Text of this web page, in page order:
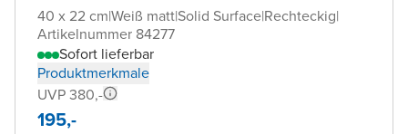
40 x 22 cm|Weiß matt|Solid Surface|Rechteckig|
Artikelnummer 84277
Sofort lieferbar
Produktmerkmale
UVP 380,-
195,-